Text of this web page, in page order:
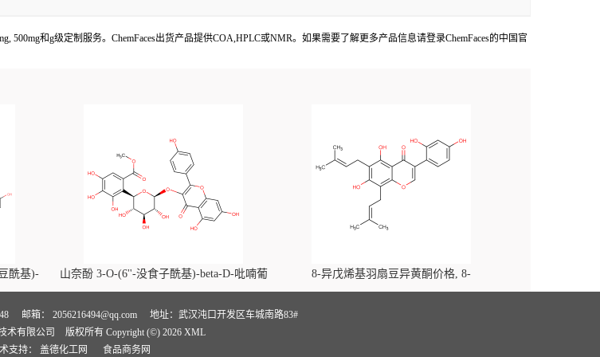
500mg和g级定制服务。ChemFaces出货产品提供COA,HPLC或NMR。如果需要了解更多产品信息请登录ChemFaces的中国官
酰基)-
3-O-
D-
61-4
山奈酚 3-O-(6''-没食子酰基)-beta-D-吡喃葡
萄糖苷价格, Kaempferol 3-O-(6''-galloyl)-
beta-D-glucopyranoside对照品, CAS
号:56317-05-6
8-异戊烯基羽扇豆异黄酮价格, 8-
Prenylluteone对照品, CAS号:125002-91-7
邮箱： 2056216494@qq.com
地址：武汉沌口开发区车城南路83#
术有限公司
版权所有 Copyright (©) 2026 XML
支持： 盖德化工网 食品商务网